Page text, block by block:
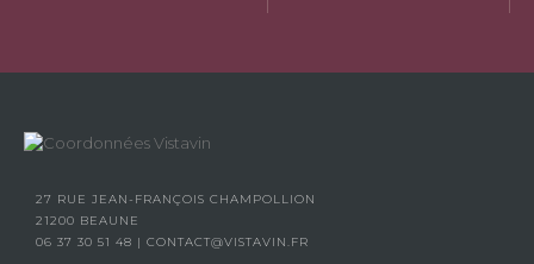
27 RUE JEAN-FRANÇOIS CHAMPOLLION
21200 BEAUNE
06 37 30 51 48 | CONTACT@VISTAVIN.FR